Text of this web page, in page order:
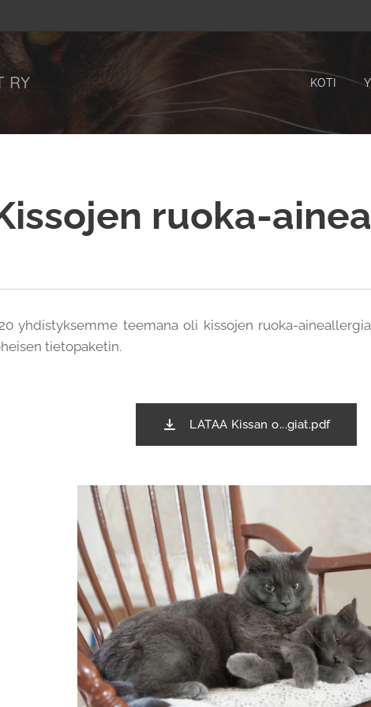
RY KOTI
ruoka-
yhdistyksemme teemana oli kissojen ruoka-
tietopaketin.
LATAA Kissan o...giat.pdf